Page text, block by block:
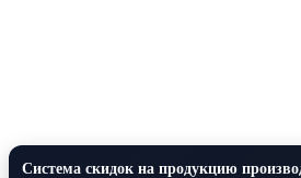
Система скидок на продукцию